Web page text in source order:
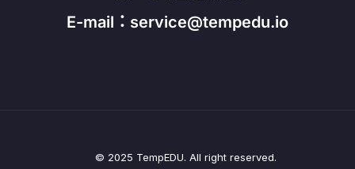
E-mail：service@tempedu.io
© 2025 TempEDU. All right reserved.